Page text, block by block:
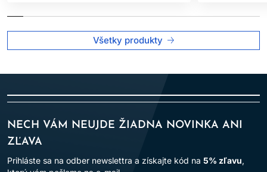
Všetky produkty
NECH VÁM NEUJDE ŽIADNA NOVINKA ANI
ZĽAVA
Prihláste sa na odber newslettra a získajte kód na 5% zľavu,